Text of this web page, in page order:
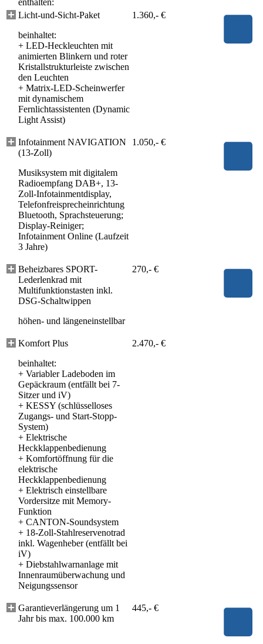
Licht-und-Sicht-Paket
beinhaltet:
+ LED-Heckleuchten mit
animierten Blinkern und roter
Kristallstrukturleiste zwischen
den Leuchten
+ Matrix-LED-Scheinwerfer
mit dynamischem
Fernlichtassistenten (Dynamic
Light Assist)
1.360,- €
Infotainment NAVIGATION
(13-Zoll)
Musiksystem mit digitalem
Radioempfang DAB+, 13-
Zoll-Infotainmentdisplay,
Telefonfreisprecheinrichtung
Bluetooth, Sprachsteuerung;
Display-Reiniger;
Infotainment Online (Laufzeit
3 Jahre)
1.050,- €
Beheizbares SPORT-
Lederlenkrad mit
Multifunktionstasten inkl.
DSG-Schaltwippen
höhen- und längeneinstellbar
270,- €
Komfort Plus
beinhaltet:
+ Variabler Ladeboden im
Gepäckraum (entfällt bei 7-
Sitzer und iV)
+ KESSY (schlüsselloses
Zugangs- und Start-Stopp-
System)
+ Elektrische
Heckklappenbedienung
+ Komfortöffnung für die
elektrische
Heckklappenbedienung
+ Elektrisch einstellbare
Vordersitze mit Memory-
Funktion
+ CANTON-Soundsystem
+ 18-Zoll-Stahlreservenotrad
inkl. Wagenheber (entfällt bei
iV)
+ Diebstahlwarnanlage mit
Innenraumüberwachung und
Neigungssensor
2.470,- €
Garantieverlängerung um 1
Jahr bis max. 100.000 km
445,- €